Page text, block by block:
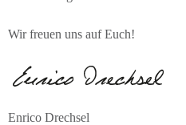
Wir freuen uns auf Euch!
Enrico Drechsel